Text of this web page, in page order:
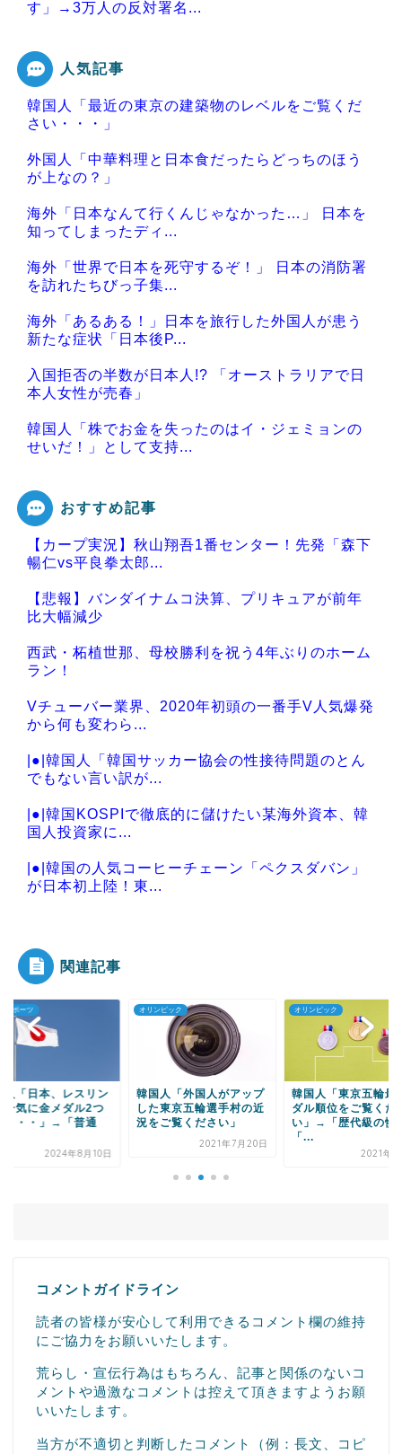
す」→3万人の反対署名...
Powered by livedoor 相互RSS
人気記事
韓国人「最近の東京の建築物のレベルをご覧くだ
さい・・・」
外国人「中華料理と日本食だったらどっちのほう
が上なの？」
海外「日本なんて行くんじゃなかった…」 日本を
知ってしまったディ...
海外「世界で日本を死守するぞ！」 日本の消防署
を訪れたちびっ子集...
海外「あるある！」日本を旅行した外国人が患う
新たな症状「日本後P...
入国拒否の半数が日本人!? 「オーストラリアで日
本人女性が売春」
韓国人「株でお金を失ったのはイ・ジェミョンの
せいだ！」として支持...
Powered by livedoor 相互RSS
おすすめ記事
【カープ実況】秋山翔吾1番センター！先発「森下
暢仁vs平良拳太郎...
【悲報】バンダイナムコ決算、プリキュアが前年
比大幅減少
西武・柘植世那、母校勝利を祝う4年ぶりのホーム
ラン！
Vチューバー業界、2020年初頭の一番手V人気爆発
から何も変わら...
|●|韓国人「韓国サッカー協会の性接待問題のとん
でもない言い訳が...
|●|韓国KOSPIで徹底的に儲けたい某海外資本、韓
国人投資家に...
|●|韓国の人気コーヒーチェーン「ペクスダバン」
が日本初上陸！東...
Powered by livedoor 相互RSS
関連記事
ピック
人「外国人がアップ
東京五輪選手村の近
ご覧ください」
オリンピック
韓国人「東京五輪最終メ
ダル順位をご覧くださ
い」→「歴代級の惨敗」
芸能・スポーツ
韓国人「女子カーリ
グ、日本がスイスを
決勝進出！」→「あ
ぁ・・...
2022年2
コメントガイドライン
読者の皆様が安心して利用できるコメント欄の維持
にご協力をお願いいたします。
荒らし・宣伝行為はもちろん、記事と関係のないコ
メントや過激なコメントは控えて頂きますようお願
いいたします。
当方が不適切と判断したコメント（例：長文、コピ